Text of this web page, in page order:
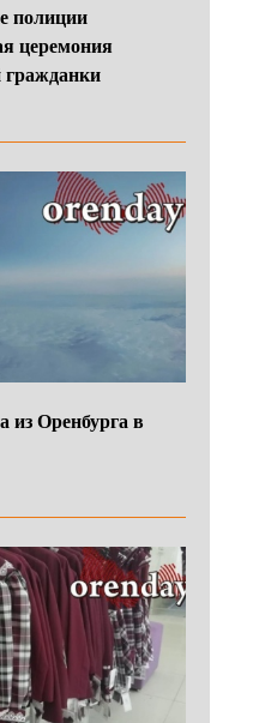
полиции
церемония
гражданки
из Оренбурга в